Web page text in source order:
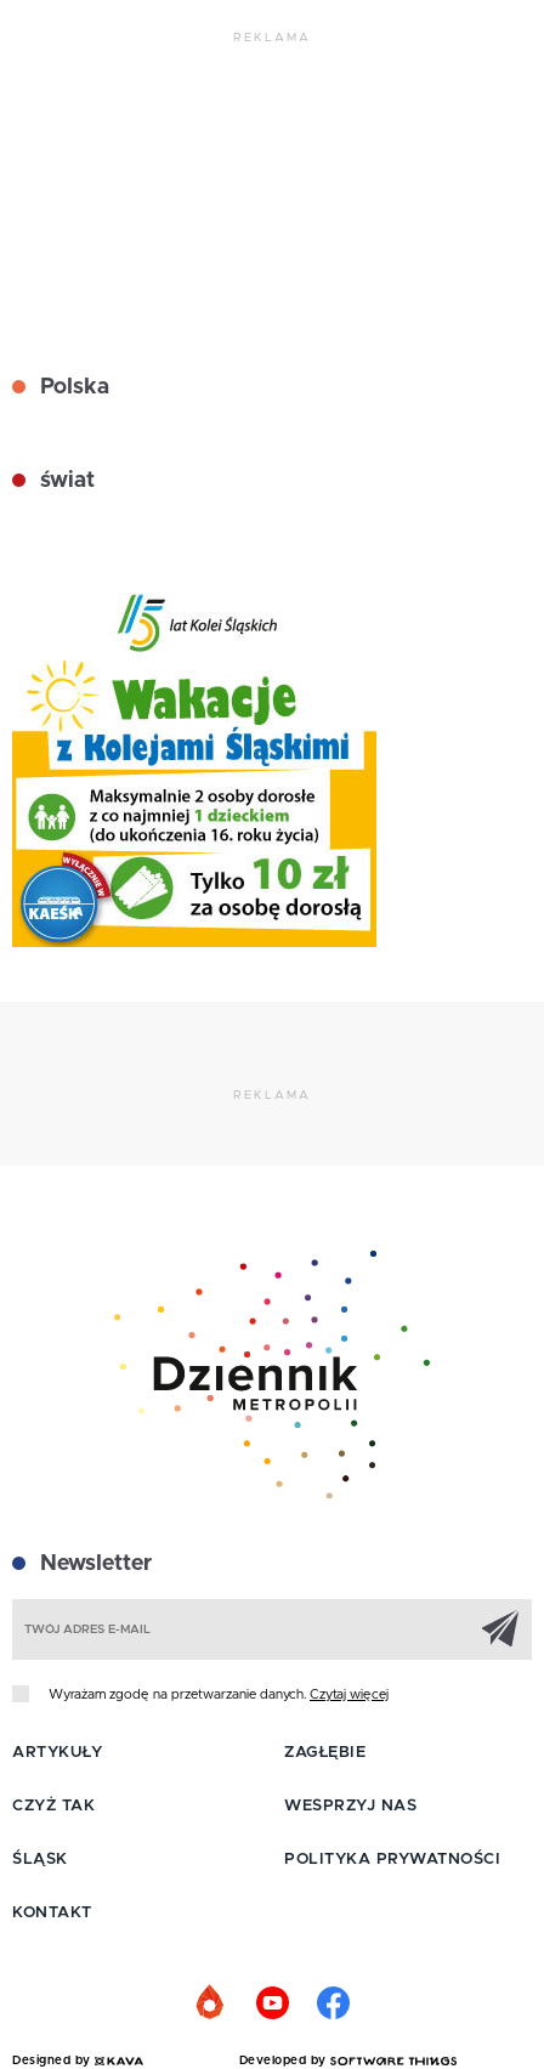
REKLAMA
Polska
świat
REKLAMA
Newsletter
Wyrażam zgodę na przetwarzanie danych. Czytaj więcej
ARTYKUŁY
CZYŻ TAK
ŚLĄSK
ZAGŁĘBIE
WESPRZYJ NAS
POLITYKA PRYWATNOŚCI
KONTAKT
Designed by Developed by